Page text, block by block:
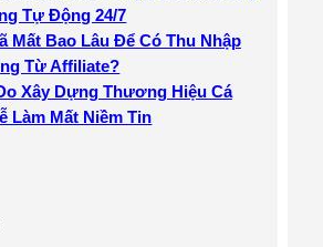
Tự Động 24/7
Mất Bao Lâu Để Có Thu Nhập
Từ Affiliate?
Xây Dựng Thương Hiệu Cá
Làm Mất Niềm Tin